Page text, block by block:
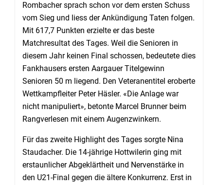
Rombacher sprach schon vor dem ersten Schuss
vom Sieg und liess der Ankündigung Taten folgen.
Mit 617,7 Punkten erzielte er das beste
Matchresultat des Tages. Weil die Senioren in
diesem Jahr keinen Final schossen, bedeutete dies
Fankhausers ersten Aargauer Titelgewinn
Senioren 50 m liegend. Den Veteranentitel eroberte
Wettkampfleiter Peter Häsler. «Die Anlage war
nicht manipuliert», betonte Marcel Brunner beim
Rangverlesen mit einem Augenzwinkern.
Für das zweite Highlight des Tages sorgte Nina
Staudacher. Die 14-jährige Hottwilerin ging mit
erstaunlicher Abgeklärtheit und Nervenstärke in
den U21-Final gegen die ältere Konkurrenz. Erst in